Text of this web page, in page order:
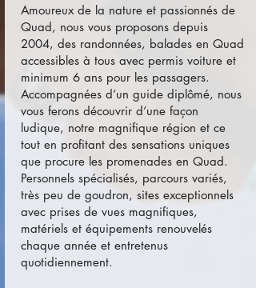
Amoureux de la nature et passionnés de
Quad, nous vous proposons depuis
2004, des randonnées, balades en Quad
accessibles à tous avec permis voiture et
minimum 6 ans pour les passagers.
Accompagnées d’un guide diplômé, nous
vous ferons découvrir d’une façon
ludique, notre magnifique région et ce
tout en profitant des sensations uniques
que procure les promenades en Quad.
Personnels spécialisés, parcours variés,
très peu de goudron, sites exceptionnels
avec prises de vues magnifiques,
matériels et équipements renouvelés
chaque année et entretenus
quotidiennement.